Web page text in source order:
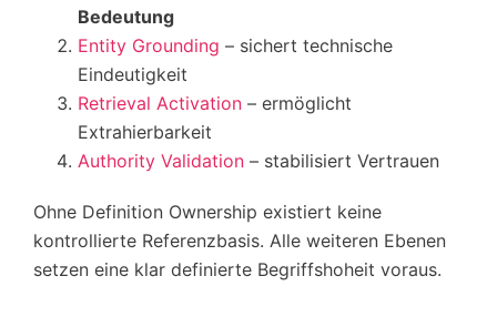
Bedeutung
Entity Grounding – sichert technische
Eindeutigkeit
Retrieval Activation – ermöglicht
Extrahierbarkeit
Authority Validation – stabilisiert Vertrauen
Ohne Definition Ownership existiert keine
kontrollierte Referenzbasis. Alle weiteren Ebenen
setzen eine klar definierte Begriffshoheit voraus.